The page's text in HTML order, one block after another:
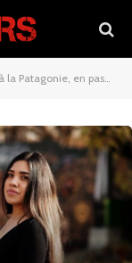
passant par l’île de pâques